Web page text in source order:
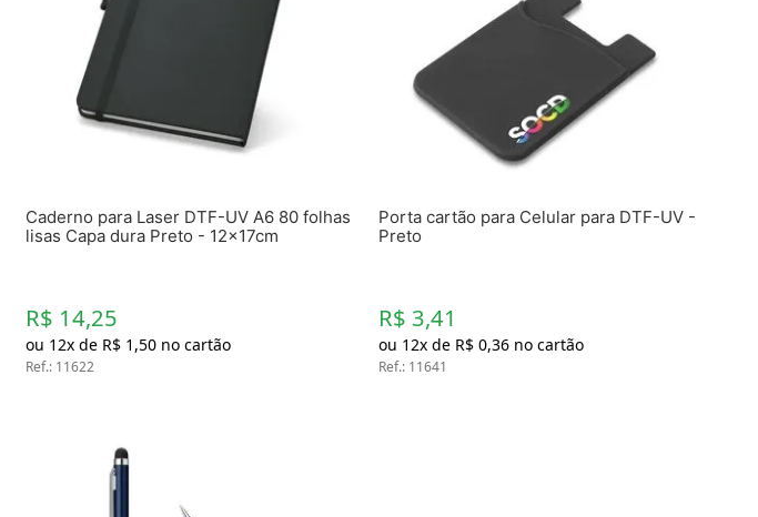
Caderno para Laser DTF-UV A6 80 folhas
lisas Capa dura Preto - 12x17cm
R$ 14,25
ou 12x de R$ 1 ,50 no cartão
Ref.: 11622
Porta cartão para Celular para DTF-UV -
Preto
R$ 3,41
ou 12x de R$ 0,36no cartão
Ref.: 11641